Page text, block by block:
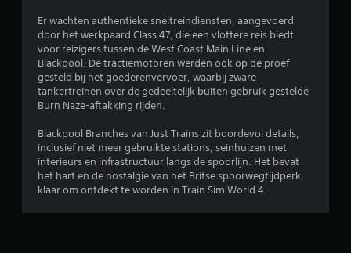
Er wachten authentieke sneltreindiensten, aangevoerd
door het werkpaard Class 47, die een vlottere reis biedt
voor reizigers tussen de West Coast Main Line en
Blackpool. De tractiemotoren werden ook op de proef
gesteld bij het goederenvervoer, waarbij zware
tankertreinen over de gedeeltelijk buiten gebruik gestelde
Burn Naze-aftakking rijden.
Blackpool Branches van Just Trains zit boordevol details,
inclusief niet meer gebruikte stations, seinhuizen met
interieurs en infrastructuur langs de spoorlijn. Het bevat
het hart en de nostalgie van het Britse spoorwegtijdperk,
klaar om ontdekt te worden in Train Sim World 4.